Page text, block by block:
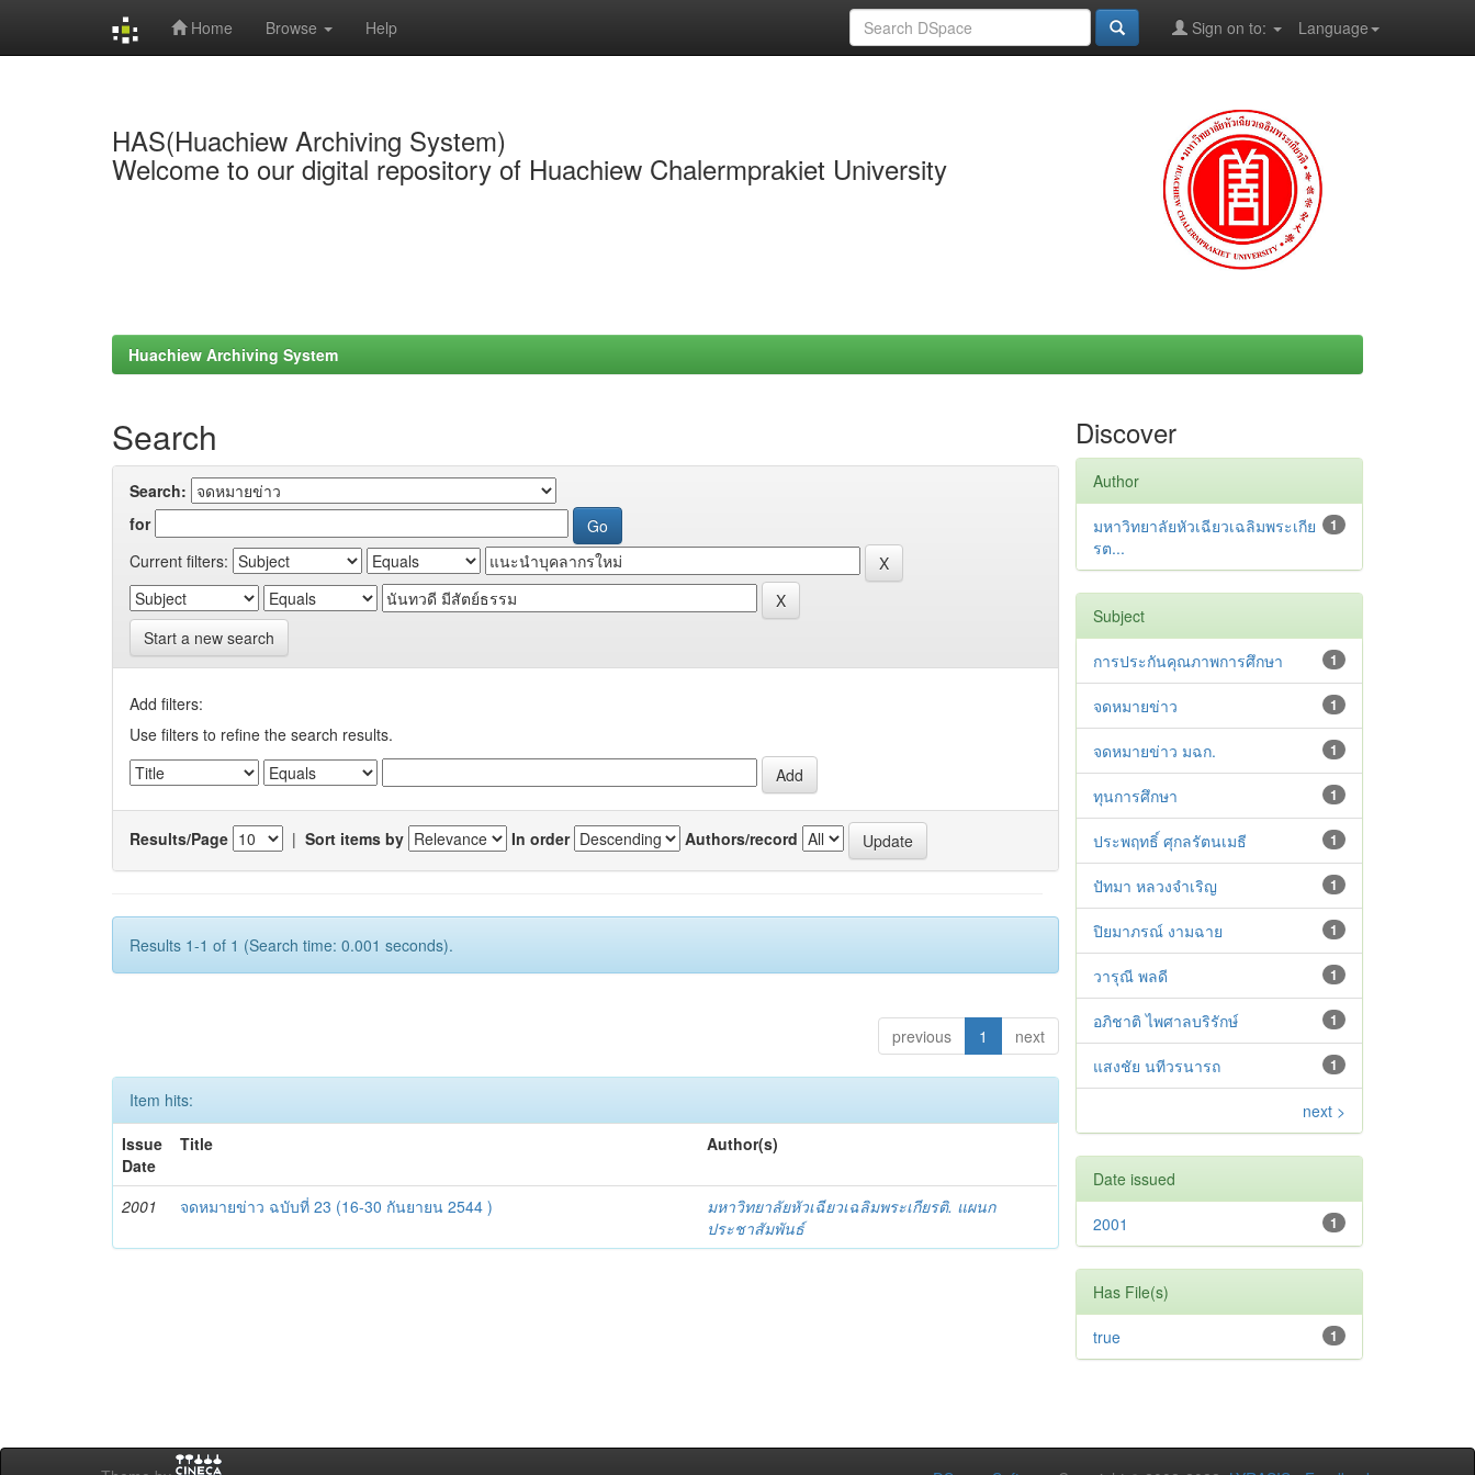
Home Browse Help Language
Sign on to:
HAS(Huachiew Archiving System)
Welcome to our digital repository of Huachiew Chalermprakiet University
Huachiew Archiving System
Search
Search:
for
Current filters:
Start a new search
Add filters:
Use filters to refine the search results.
Results/Page | Sort items by In order Authors/record
Results 1-1 of 1 (Search time: 0.001 seconds).
previous 1 next
Item hits:
Issue
Date
Title Author(s)
2001 จดหมายข่าว ฉบับที่ 23 (16-30 กันยายน 2544 )
มหาวิทยาลัยหัวเฉียวเฉลิมพระเกียรติ. แผนก
ประชาสัมพันธ์
Discover
Author
1
มหาวิทยาลัยหัวเฉียวเฉลิมพระเกีย
รต...
Subject
1
การประกันคุณภาพการศึกษา
1
จดหมายข่าว
1
จดหมายข่าว มฉก.
1
ทุนการศึกษา
1
ประพฤทธิ์ ศุกลรัตนเมธี
1
ปัทมา หลวงจำเริญ
1
ปิยมาภรณ์ งามฉาย
1
วารุณี พลดี
1
อภิชาติ ไพศาลบริรักษ์
1
แสงชัย นทีวรนารถ
next >
Date issued
1
2001
Has File(s)
1
true